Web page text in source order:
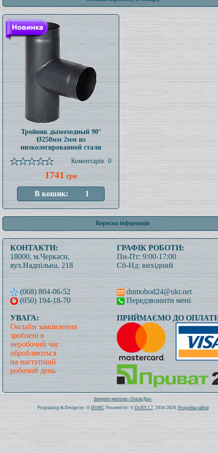
Тройник дымоходный 90°
Ø250мм 2мм из
низколегированной стали
Коментарів: 0
1741 грн
Корисна інформація
КОНТАКТИ:
18000, м.Черкаси,
вул.Надпільна, 218
(068) 804-06-52
(050) 194-18-70
ГРАФІК РОБОТИ:
Пн-Пт: 9:00-17:00
Сб-Нд: вихідний
dumohod24@ukr.net
Передзвонити мені
УВАГА:
Онлайн замовлення
зроблені в
неробочий час
обробляються
на наступний
робочий день
ПРИЙМАЄМО ДО
Всього: 1019521 Сьогодні: 438
Інтернет-магазин «ТеплоДім»
Programing & Design by: © DOHC. Powered by: © DoNS 1.7. 2016-2026. Розробка сайтів